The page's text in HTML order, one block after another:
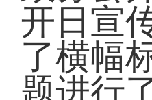
开日宣
了横幅
题进行